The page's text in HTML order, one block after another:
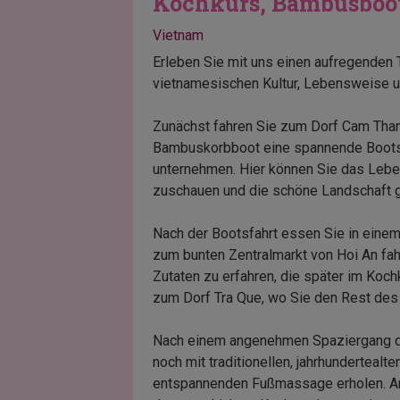
Vietnam
Erleben Sie mit uns einen
vietnamesischen Kultur, Lebensweise
Zunächst fahren Sie zum Dorf Cam
Bambuskorbboot eine spannende
unternehmen. Hier können Sie das
zuschauen und die schöne Landschaft
Nach der Bootsfahrt essen Sie in
zum bunten Zentralmarkt von Hoi An
Zutaten zu erfahren, die später im
zum Dorf Tra Que, wo Sie den Rest
Nach einem angenehmen
noch mit traditionellen,
entspannenden Fußmassage erholen.